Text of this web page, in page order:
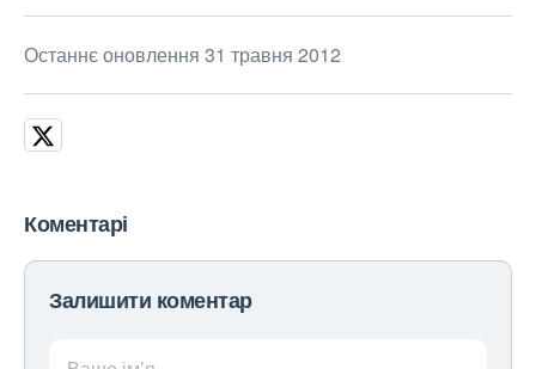
Останнє оновлення 31 травня 2012
Коментарі
Залишити коментар